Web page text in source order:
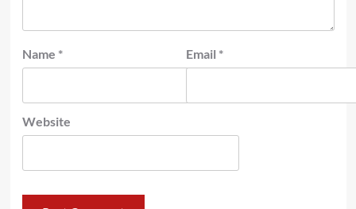
Name * Email *
Website